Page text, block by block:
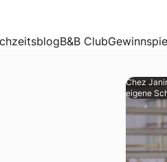
B&B Club
Chez
eigene